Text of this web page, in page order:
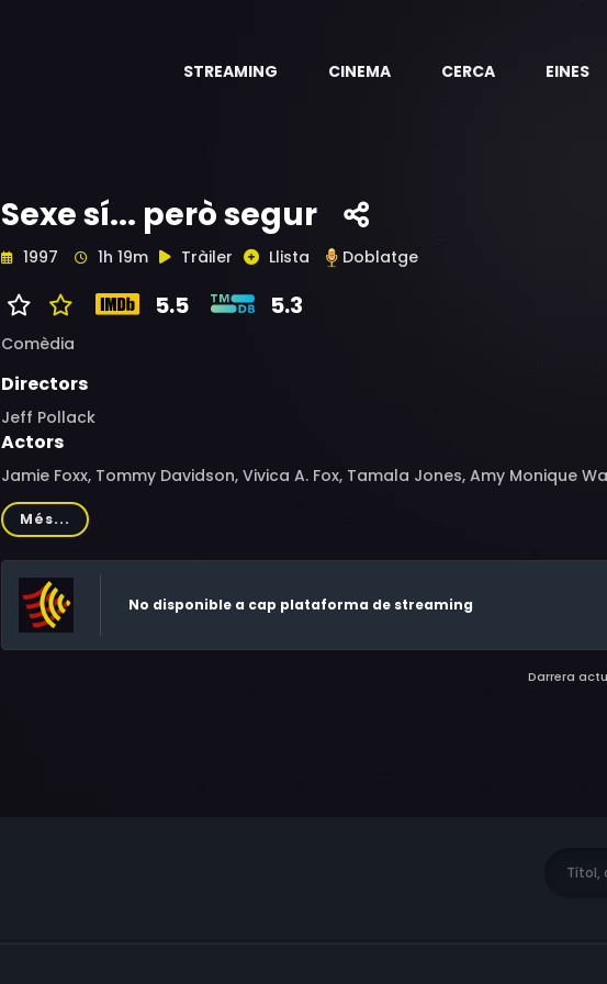
STREAMING CINEMA CERCA EINES
Sexe sí... però segur
1997 1h 19m Tràiler Llista Doblatge
5.5 5.3
Comèdia
Directors
Jeff Pollack
Actors
Jamie Foxx, Tommy Davidson, Vivica A. Fox, Tamala Jones, Amy Monique
Chan, Ric Young, Ammie Sin, Scott LaRose, Bernie Mac, Olivia Yap, Karen
Amanda Tapping, David Hemblen
Més...
No disponible a cap plataforma de streaming
Darrera